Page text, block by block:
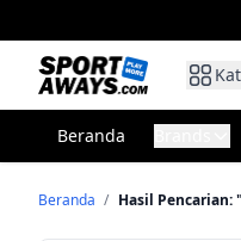
Beranda
Beranda / Hasil Pencarian: